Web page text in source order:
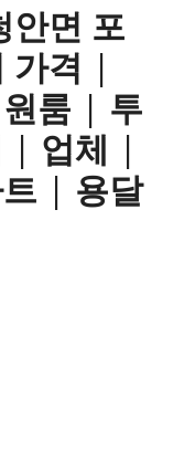
안면 포
가격 |
룸 | 투
| 업체 |
| 용달